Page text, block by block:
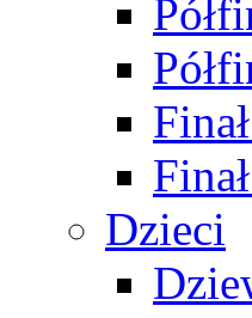
Dzieci